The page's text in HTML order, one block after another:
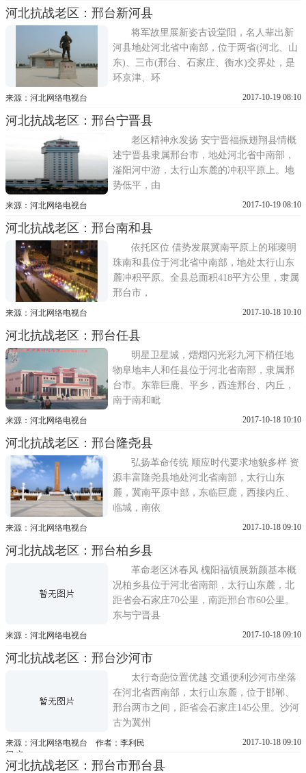
河北抗战老区：邢台新河县
将军故里展新姿古设堂阳，名人辈出新
河县地处河北省中南部，位于两省(河北、山
东)、三市(邢台、石家庄、衡水)交界处，是
环京津、环
来源：河北网络电视台 2017-10-19 08:10
河北抗战老区：邢台宁晋县
老区精神永发扬 安宁晋福振翅翔县情概
述宁晋县隶属邢台市，地处河北省中南部，
滏阳河中游，太行山东麓的冲积平原上。地
势低平，由
来源：河北网络电视台 2017-10-19 08:10
河北抗战老区：邢台南和县
依托区位 借势发展冀南平原上的璀璨明
珠南和县位于河北省中南部，地处太行山东
麓冲积平原。全县总面积418平方公里，隶属
邢台市，
来源：河北网络电视台 2017-10-18 10:10
河北抗战老区：邢台任县
明星卫星城，熠熠闪光彩九河下梢任地
物阜地丰人和任县位于河北省南部，隶属邢
台市。东靠巨鹿、平乡，西连邢台、内丘，
南于南和毗
来源：河北网络电视台 2017-10-18 10:10
河北抗战老区：邢台隆尧县
弘扬革命传统 顺应时代要求地貌多样 资
源丰富隆尧县地处河北省南部，太行山东
麓，冀南平原中部，东临巨鹿，西接内丘、
临城，南依
来源：河北网络电视台 2017-10-18 09:10
河北抗战老区：邢台柏乡县
革命老区沐春风 槐阳福镇展新颜基本概
况柏乡县位于河北省南部，太行山东麓，北
距省会石家庄70公里，南距邢台市60公里。
东与宁晋县
来源：河北网络电视台 2017-10-18 09:10
河北抗战老区：邢台沙河市
太行奇葩位置优越 交通便利沙河市坐落
在河北省西南部，太行山东麓，位于邯郸、
邢台两市之间，距省会石家庄145公里。沙河
古为冀州
来源：河北网络电视台 作者：李利民
闫 义
2017-10-18 09:10
河北抗战老区：邢台市邢台县